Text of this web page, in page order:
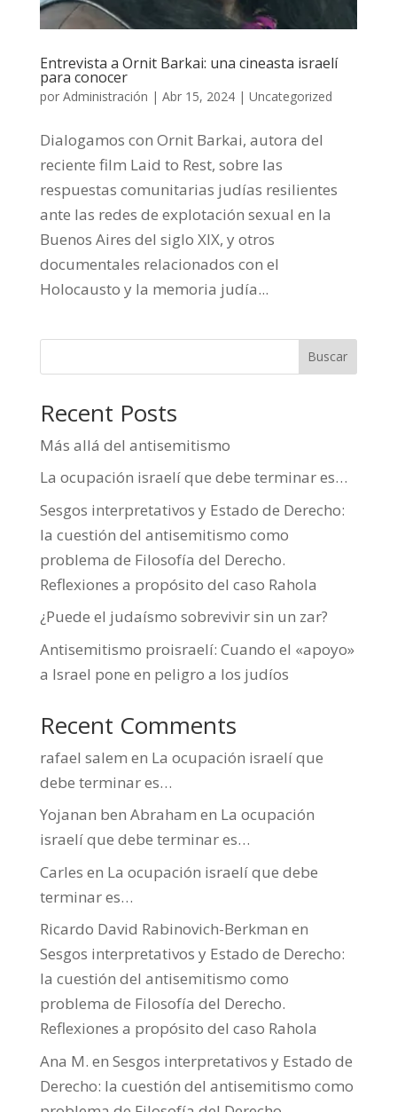
Entrevista a Ornit Barkai: una cineasta israelí
para conocer
por Administración | Abr 15, 2024| Uncategorized
Dialogamos con Ornit Barkai, autora del
reciente film Laid to Rest, sobre las
respuestas comunitarias judías resilientes
ante las redes de explotación sexual en la
Buenos Aires del siglo XIX, y otros
documentales relacionados con el
Holocausto y la memoria judía...
Buscar
Recent Posts
Más allá del antisemitismo
La ocupación israelí que debe terminar es…
Sesgos interpretativos y Estado de Derecho:
la cuestión del antisemitismo como
problema de Filosofía del Derecho.
Reflexiones a propósito del caso Rahola
¿Puede el judaísmo sobrevivir sin un zar?
Antisemitismo proisraelí: Cuando el «apoyo»
a Israel pone en peligro a los judíos
Recent Comments
rafael salem en La ocupación israelí que
debe terminar es…
Yojanan ben Abraham en La ocupación
israelí que debe terminar es…
Carles en La ocupación israelí que debe
terminar es…
Ricardo David Rabinovich-Berkman en
Sesgos interpretativos y Estado de Derecho:
la cuestión del antisemitismo como
problema de Filosofía del Derecho.
Reflexiones a propósito del caso Rahola
Ana M. en Sesgos interpretativos y Estado de
Derecho: la cuestión del antisemitismo como